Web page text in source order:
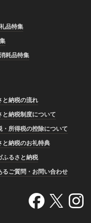
品特集
耗品特集
と納税の流れ
と納税制度について
・所得税の控除について
と納税のお礼特典
ふるさと納税
るご質問・お問い合わせ